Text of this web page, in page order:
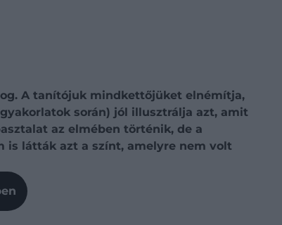
A tanítójuk mindkettőjüket elnémítja,
során) jól illusztrálja azt, amit
az elmében történik, de a
is látták azt a színt, amelyre nem volt